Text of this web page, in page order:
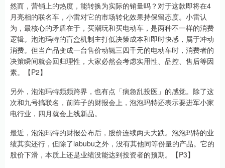
然而，营销上的热度，能转换为实际的销量吗？对于这款即将在4
月亮相的联名车，小雷对它的市场转化效果持保留态度。小雷认
为，最核心的矛盾在于，买潮玩和买电动车，是两种不一样的消费
逻辑。泡泡玛特的盲盒机制主打低决策成本和即时快感，属于冲动
消费。但当产品变成一台售价动辄三四千元的电动车时，消费者的
决策瞬间就会回归理性，大家必然会考虑实用性、品控、售后等因
素。【P2】
另外，泡泡玛特频频跨界，也有点「病急乱投医」的感觉。除了这
次和九号搞联名，前阵子的财报会上，泡泡玛特还表示要进军小家
电行业，四月就会上线新品。
最近，泡泡玛特的财报公布后，股价连续两天大跌。泡泡玛特的业
绩其实还行，但除了labubu之外，没有其他同等份量的产品。它的
股价下滑，本质上还是业绩没能达到投资者的预期。【P3】